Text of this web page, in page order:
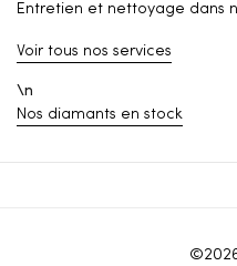
Entretien et nettoyage dans
Voir tous nos services
\n
Nos diamants en stock